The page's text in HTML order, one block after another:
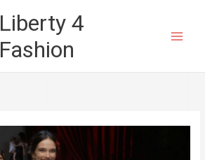
Liberty 4
Fashion